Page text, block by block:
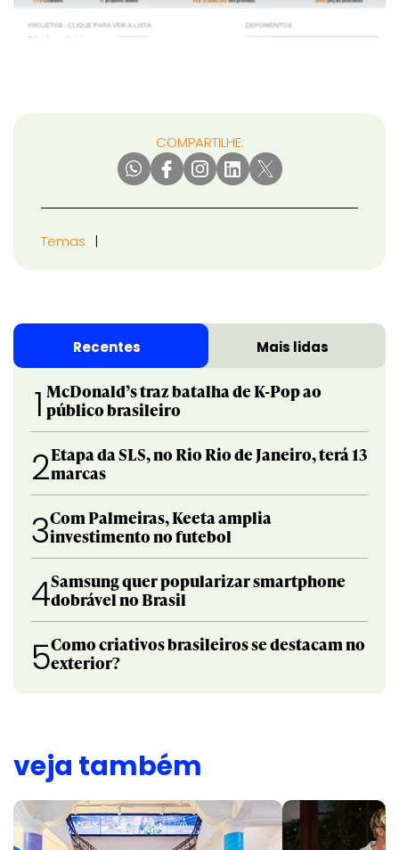
COMPARTILHE:
Temas
Recentes Mais lidas
1 McDonald’s traz batalha de K-Pop ao
público brasileiro
2Etapa da SLS, no Rio Rio de Janeiro, terá 13
marcas
3Com Palmeiras, Keeta amplia
investimento no futebol
4Samsung quer popularizar smartphone
dobrável no Brasil
5Como criativos brasileiros se destacam no
exterior?
veja também